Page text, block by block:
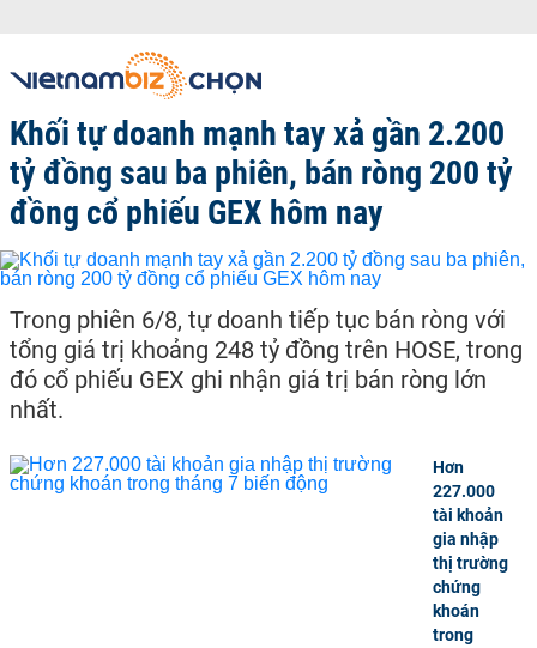
Khối tự doanh mạnh tay xả gần 2.200
tỷ đồng sau ba phiên, bán ròng 200 tỷ
đồng cổ phiếu GEX hôm nay
Trong phiên 6/8, tự doanh tiếp tục bán ròng với
tổng giá trị khoảng 248 tỷ đồng trên HOSE, trong
đó cổ phiếu GEX ghi nhận giá trị bán ròng lớn
nhất.
Hơn
227.000
tài khoản
gia nhập
thị trường
chứng
khoán
trong